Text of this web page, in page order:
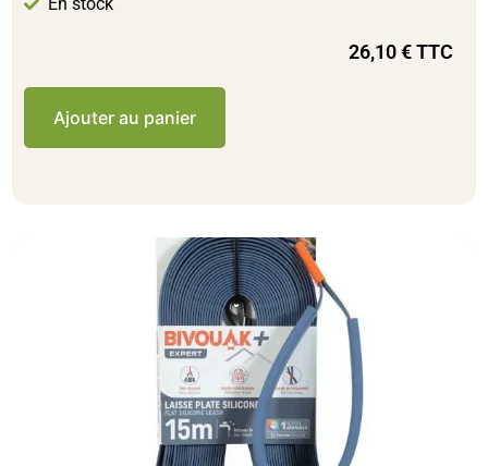
En stock
26,10€TTC
Ajouter au panier